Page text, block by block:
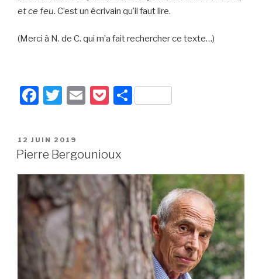
et ce feu. C’est un écrivain qu’il faut lire.
(Merci à N. de C. qui m’a fait rechercher ce texte…)
F
c
e
b
o
o
k
T
tt
er
E
P
k
et
P
er
PUBLIÉ
LE
12 JUIN 2019
Pierre Bergounioux